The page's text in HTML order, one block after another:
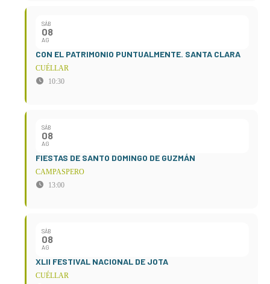
SÁB
08
AG
CON EL PATRIMONIO PUNTUALMENTE. SANTA CLARA
CUÉLLAR
10:30
SÁB
08
AG
FIESTAS DE SANTO DOMINGO DE GUZMÁN
CAMPASPERO
13:00
SÁB
08
AG
XLII FESTIVAL NACIONAL DE JOTA
CUÉLLAR